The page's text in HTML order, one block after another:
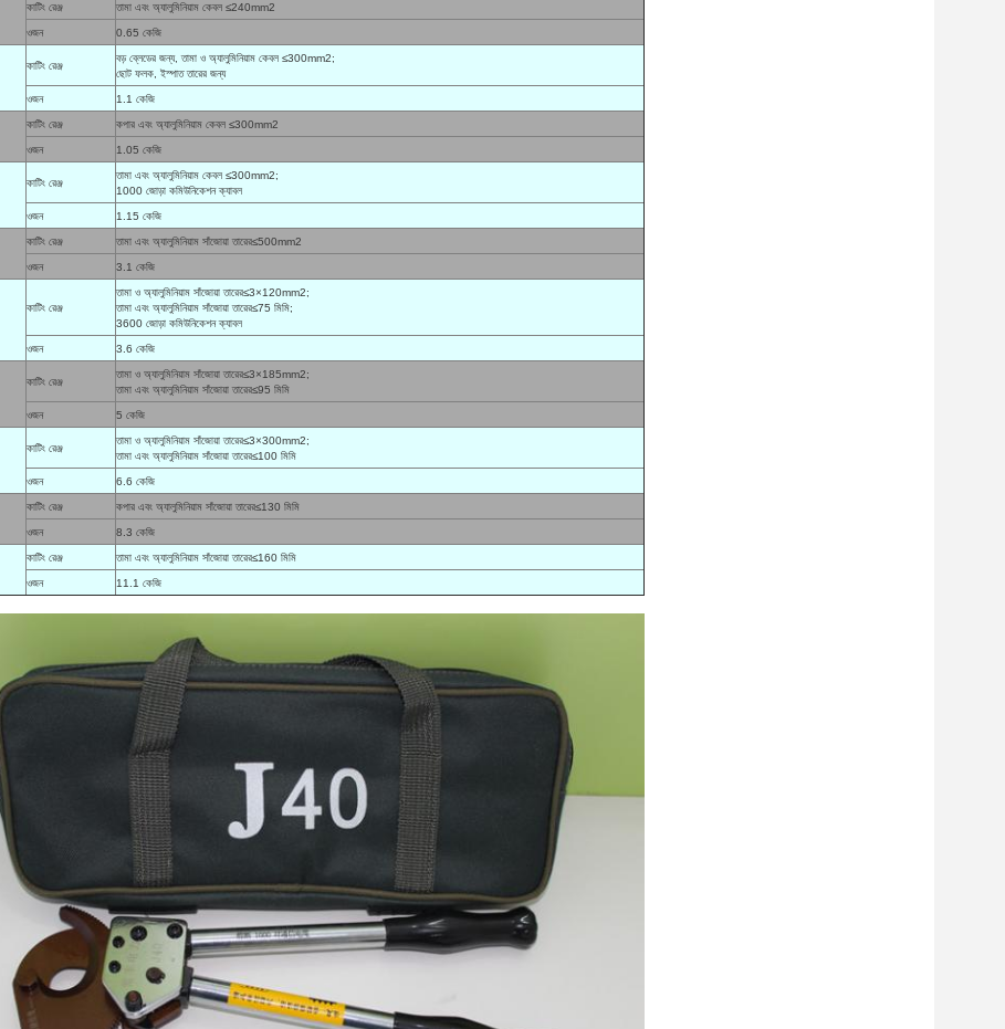
কাটিং রেঞ্জ তামা এবং অ্যালুমিনিয়াম কেবল ≤240mm2
ওজন 0.65 কেজি
কাটিং রেঞ্জ
বড় ব্লেডের জন্য, তামা ও অ্যালুমিনিয়াম কেবল ≤300mm2;
ছোট ফলক, ইস্পাত তারের জন্য
ওজন 1.1 কেজি
কাটিং রেঞ্জ কপার এবং অ্যালুমিনিয়াম কেবল ≤300mm2
ওজন 1.05 কেজি
কাটিং রেঞ্জ
তামা এবং অ্যালুমিনিয়াম কেবল ≤300mm2;
1000 জোড়া কমিউনিকেশন ক্যাবল
ওজন 1.15 কেজি
কাটিং রেঞ্জ তামা এবং অ্যালুমিনিয়াম সাঁজোয়া তারের≤500mm2
ওজন 3.1 কেজি
কাটিং রেঞ্জ
তামা ও অ্যালুমিনিয়াম সাঁজোয়া তারের≤3×120mm2;
তামা এবং অ্যালুমিনিয়াম সাঁজোয়া তারের≤75 মিমি;
3600 জোড়া কমিউনিকেশন ক্যাবল
ওজন 3.6 কেজি
কাটিং রেঞ্জ
তামা ও অ্যালুমিনিয়াম সাঁজোয়া তারের≤3×185mm2;
তামা এবং অ্যালুমিনিয়াম সাঁজোয়া তারের≤95 মিমি
ওজন 5 কেজি
কাটিং রেঞ্জ
তামা ও অ্যালুমিনিয়াম সাঁজোয়া তারের≤3×300mm2;
তামা এবং অ্যালুমিনিয়াম সাঁজোয়া তারের≤100 মিমি
ওজন 6.6 কেজি
কাটিং রেঞ্জ কপার এবং অ্যালুমিনিয়াম সাঁজোয়া তারের≤130 মিমি
ওজন 8.3 কেজি
কাটিং রেঞ্জ তামা এবং অ্যালুমিনিয়াম সাঁজোয়া তারের≤160 মিমি
ওজন 11.1 কেজি